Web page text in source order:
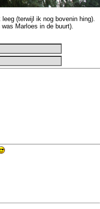
(terwijl ik nog bovenin hing).
Marloes in de buurt).